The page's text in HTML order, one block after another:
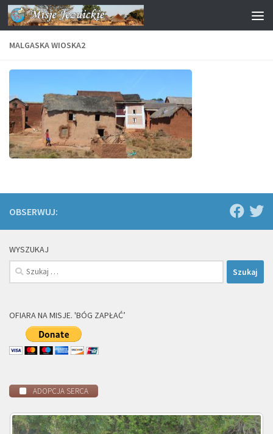
Przejdź do treści
MALGASKA WIOSKA2
OBSERWUJ:
WYSZUKAJ
Szukaj:
OFIARA NA MISJE. 'BÓG ZAPŁAĆ’
ADOPCJA SERCA